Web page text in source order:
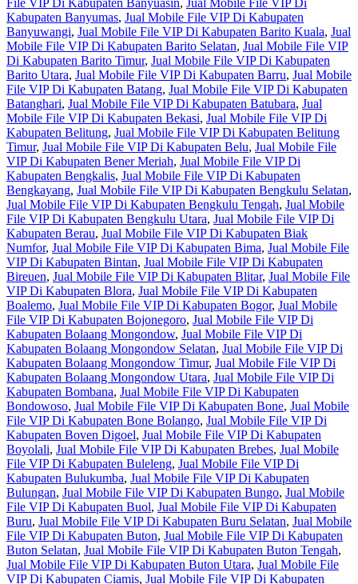
Kabupaten Banyumas, Jual Mobile File VIP Di Kabupaten
Banyuwangi, Jual Mobile File VIP Di Kabupaten Barito Kuala, Jual
Mobile File VIP Di Kabupaten Barito Selatan, Jual Mobile File VIP
Di Kabupaten Barito Timur, Jual Mobile File VIP Di Kabupaten
Barito Utara, Jual Mobile File VIP Di Kabupaten Barru, Jual Mobile
File VIP Di Kabupaten Batang, Jual Mobile File VIP Di Kabupaten
Batanghari, Jual Mobile File VIP Di Kabupaten Batubara, Jual
Mobile File VIP Di Kabupaten Bekasi, Jual Mobile File VIP Di
Kabupaten Belitung, Jual Mobile File VIP Di Kabupaten Belitung
Timur, Jual Mobile File VIP Di Kabupaten Belu, Jual Mobile File
VIP Di Kabupaten Bener Meriah, Jual Mobile File VIP Di
Kabupaten Bengkalis, Jual Mobile File VIP Di Kabupaten
Bengkayang, Jual Mobile File VIP Di Kabupaten Bengkulu Selatan,
Jual Mobile File VIP Di Kabupaten Bengkulu Tengah, Jual Mobile
File VIP Di Kabupaten Bengkulu Utara, Jual Mobile File VIP Di
Kabupaten Berau, Jual Mobile File VIP Di Kabupaten Biak
Numfor, Jual Mobile File VIP Di Kabupaten Bima, Jual Mobile File
VIP Di Kabupaten Bintan, Jual Mobile File VIP Di Kabupaten
Bireuen, Jual Mobile File VIP Di Kabupaten Blitar, Jual Mobile File
VIP Di Kabupaten Blora, Jual Mobile File VIP Di Kabupaten
Boalemo, Jual Mobile File VIP Di Kabupaten Bogor, Jual Mobile
File VIP Di Kabupaten Bojonegoro, Jual Mobile File VIP Di
Kabupaten Bolaang Mongondow, Jual Mobile File VIP Di
Kabupaten Bolaang Mongondow Selatan, Jual Mobile File VIP Di
Kabupaten Bolaang Mongondow Timur, Jual Mobile File VIP Di
Kabupaten Bolaang Mongondow Utara, Jual Mobile File VIP Di
Kabupaten Bombana, Jual Mobile File VIP Di Kabupaten
Bondowoso, Jual Mobile File VIP Di Kabupaten Bone, Jual Mobile
File VIP Di Kabupaten Bone Bolango, Jual Mobile File VIP Di
Kabupaten Boven Digoel, Jual Mobile File VIP Di Kabupaten
Boyolali, Jual Mobile File VIP Di Kabupaten Brebes, Jual Mobile
File VIP Di Kabupaten Buleleng, Jual Mobile File VIP Di
Kabupaten Bulukumba, Jual Mobile File VIP Di Kabupaten
Bulungan, Jual Mobile File VIP Di Kabupaten Bungo, Jual Mobile
File VIP Di Kabupaten Buol, Jual Mobile File VIP Di Kabupaten
Buru, Jual Mobile File VIP Di Kabupaten Buru Selatan, Jual Mobile
File VIP Di Kabupaten Buton, Jual Mobile File VIP Di Kabupaten
Buton Selatan, Jual Mobile File VIP Di Kabupaten Buton Tengah,
Jual Mobile File VIP Di Kabupaten Buton Utara, Jual Mobile File
VIP Di Kabupaten Ciamis, Jual Mobile File VIP Di Kabupaten